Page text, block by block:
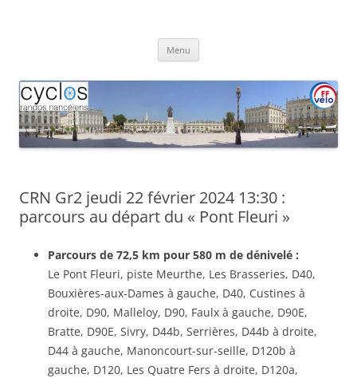
Menu
CRN Gr2 jeudi 22 février 2024 13:30 :
parcours au départ du « Pont Fleuri »
Parcours de 72,5 km pour 580 m de dénivelé :
Le Pont Fleuri, piste Meurthe, Les Brasseries, D40,
Bouxières-aux-Dames à gauche, D40, Custines à
droite, D90, Malleloy, D90, Faulx à gauche, D90E,
Bratte, D90E, Sivry, D44b, Serrières, D44b à droite,
D44 à gauche, Manoncourt-sur-seille, D120b à
gauche, D120, Les Quatre Fers à droite, D120a,